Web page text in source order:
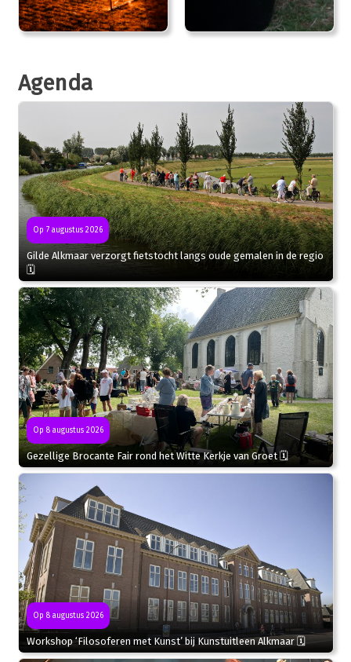
Agenda
Op 7 augustus 2026
Gilde Alkmaar verzorgt fietstocht langs oude gemalen in de regio
🗓
Op 8 augustus 2026
Gezellige Brocante Fair rond het Witte Kerkje van Groet 🗓
Op 8 augustus 2026
Workshop ‘Filosoferen met Kunst’ bij Kunstuitleen Alkmaar 🗓